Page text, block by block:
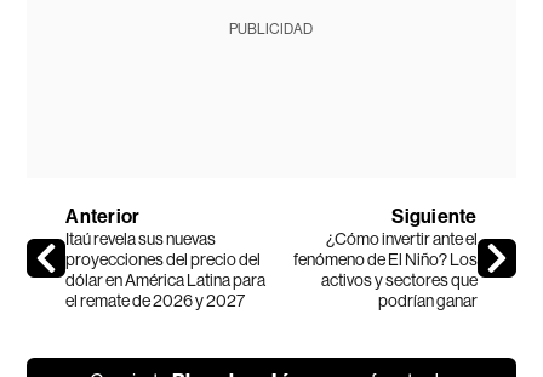
PUBLICIDAD
Anterior
Itaú revela sus nuevas
proyecciones del precio del
dólar en América Latina para
el remate de 2026 y 2027
Siguiente
¿Cómo invertir ante el
fenómeno de El Niño? Los
activos y sectores que
podrían ganar